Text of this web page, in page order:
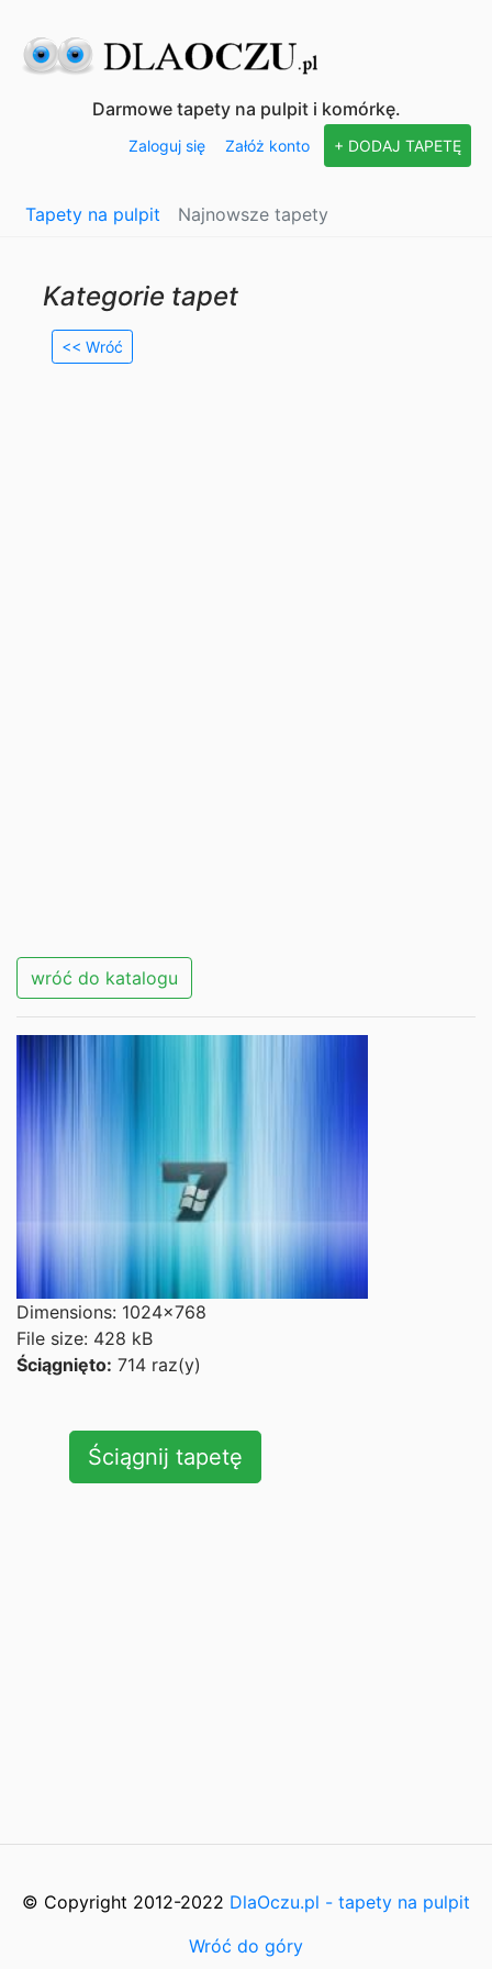
Darmowe tapety na pulpit i komórkę.
Zaloguj się Załóż konto + DODAJ TAPETĘ
Tapety na pulpit Najnowsze tapety
Kategorie tapet
<< Wróć
wróć do katalogu
Dimensions: 1024x768
File size: 428 kB
Ściągnięto: 714 raz(y)
Ściągnij tapetę
© Copyright 2012-2022 DlaOczu.pl - tapety na pulpit
Wróć do góry